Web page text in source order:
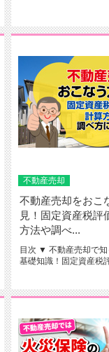
不動産売却
不動産売却をおこ
見！固定資産税評
方法や調べ...
目次 ▼ 不動産売却で知っておきたい
基礎知識！固定資産税